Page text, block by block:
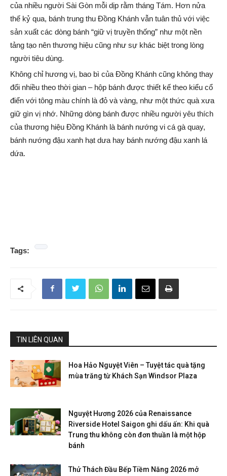
của nhiều người Sài Gòn mỗi dịp rằm tháng Tám. Hơn nửa
thế kỷ qua, bánh trung thu Đồng Khánh vẫn tuân thủ với việc
sản xuất các dòng bánh “giữ vị truyền thống” như một nền
tảng tạo nên thương hiệu cũng như sự khác biệt trong lòng
người tiêu dùng.
Không chỉ hương vị, bao bì của Đồng Khánh cũng không thay
đổi nhiều theo thời gian – hộp bánh được thiết kế theo kiểu cổ
điển với tông màu chính là đỏ và vàng, như một thức quà xưa
giữ gìn vị nhớ. Những dòng bánh được nhiều người yêu thích
của thương hiệu Đồng Khánh là bánh nướng vi cá gà quay,
bánh nướng đậu xanh hạt dưa hay bánh nướng đậu xanh lá
dứa.
Tags:
TIN LIÊN QUAN
Hoa Hảo Nguyệt Viên – Tuyệt tác quà tặng
mùa trăng từ Khách Sạn Windsor Plaza
Nguyệt Hương 2026 của Renaissance
Riverside Hotel Saigon ghi dấu ấn: Khi quà
Trung thu không còn đơn thuần là một hộp
bánh
Thử Thách Đầu Bếp Tiềm Năng 2026 mở